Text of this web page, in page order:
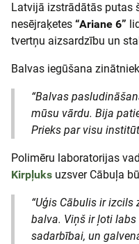
Latvijā izstrādātās putas
nesējraķetes “Ariane 6”
tvertņu aizsardzību un
Balvas iegūšana
“Balvas
mūsu vārdu. Bija
Prieks par visu
Polimēru laboratorijas
Kirpļuks uzsver Cābuļa
“Uģis Cābulis ir
balva. Viņš ir ļoti
sadarbībai, un